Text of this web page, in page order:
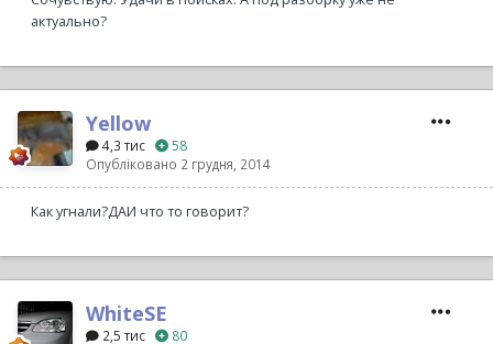
актуально?
Yellow
4,3 тис
58
Опубліковано 2 грудня, 2014
Как угнали?ДАИ что то говорит?
WhiteSE
2,5 тис
80